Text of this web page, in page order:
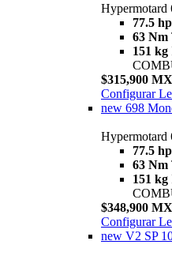
Hypermotard
77.5 hp
63 Nm
151 kg
$315,900
Configurar
new 698
Hypermotard
77.5 hp
63 Nm
151 kg
$348,900
Configurar
new V2 SP